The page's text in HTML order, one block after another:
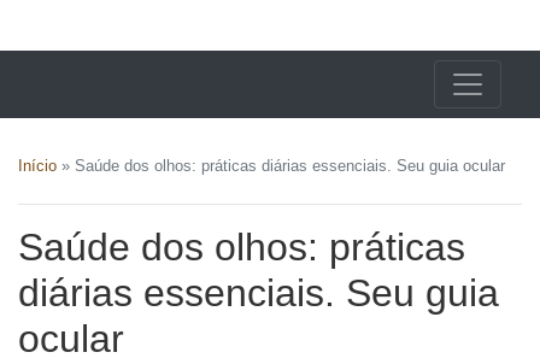
Início » Saúde dos olhos: práticas diárias essenciais. Seu guia ocular
Saúde dos olhos: práticas
diárias essenciais. Seu guia
ocular